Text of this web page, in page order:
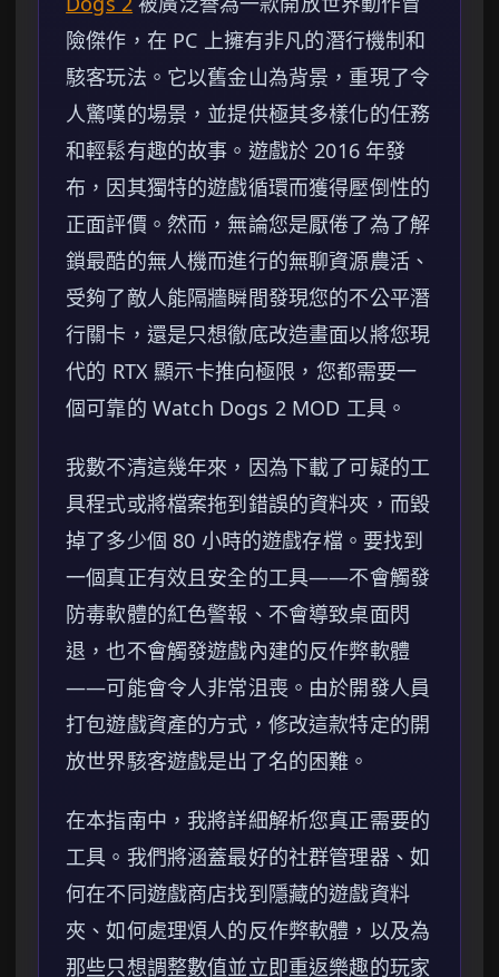
險傑作，在 PC 上擁有非凡的潛行機制和
駭客玩法。它以舊金山為背景，重現了令
人驚嘆的場景，並提供極其多樣化的任務
和輕鬆有趣的故事。遊戲於 2016 年發
布，因其獨特的遊戲循環而獲得壓倒性的
正面評價。然而，無論您是厭倦了為了解
鎖最酷的無人機而進行的無聊資源農活、
受夠了敵人能隔牆瞬間發現您的不公平潛
行關卡，還是只想徹底改造畫面以將您現
代的 RTX 顯示卡推向極限，您都需要一
個可靠的 Watch Dogs 2 MOD 工具。
我數不清這幾年來，因為下載了可疑的工
具程式或將檔案拖到錯誤的資料夾，而毀
掉了多少個 80 小時的遊戲存檔。要找到
一個真正有效且安全的工具——不會觸發
防毒軟體的紅色警報、不會導致桌面閃
退，也不會觸發遊戲內建的反作弊軟體
——可能會令人非常沮喪。由於開發人員
打包遊戲資產的方式，修改這款特定的開
放世界駭客遊戲是出了名的困難。
在本指南中，我將詳細解析您真正需要的
工具。我們將涵蓋最好的社群管理器、如
何在不同遊戲商店找到隱藏的遊戲資料
夾、如何處理煩人的反作弊軟體，以及為
那些只想調整數值並立即重返樂趣的玩家